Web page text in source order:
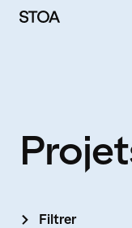
Aller au contenu
Filtrer